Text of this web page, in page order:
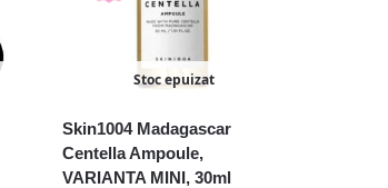
Stoc epuizat
Skin1004 Madagascar
Centella Ampoule,
VARIANTA MINI, 30ml